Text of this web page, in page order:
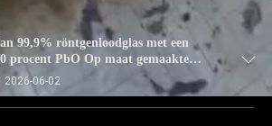
99,9% röntgenloodglas met een
procent PbO Op maat gemaakte
afscherming
2026-06-02